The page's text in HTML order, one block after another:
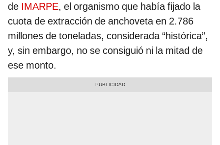
de IMARPE, el organismo que había fijado la
cuota de extracción de anchoveta en 2.786
millones de toneladas, considerada “histórica”,
y, sin embargo, no se consiguió ni la mitad de
ese monto.